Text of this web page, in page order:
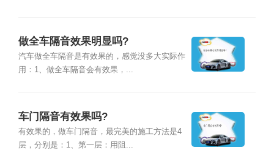
做全车隔音效果明显吗?
汽车做全车隔音是有效果的，感觉没多大实际作
用：1、做全车隔音会有效果，...
车门隔音有效果吗?
有效果的，做车门隔音，最完美的施工方法是4
层，分别是：1、第一层：用阻...